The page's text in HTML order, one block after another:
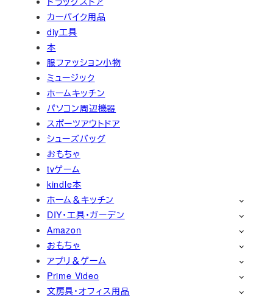
カーバイク用品
diy工具
本
服ファッション小物
ミュージック
ホームキッチン
パソコン周辺機器
スポーツアウトドア
シューズバッグ
おもちゃ
tvゲーム
kindle本
ホーム＆キッチン
DIY・工具・ガーデン
Amazon
おもちゃ
アプリ＆ゲーム
Prime Video
文房具・オフィス用品